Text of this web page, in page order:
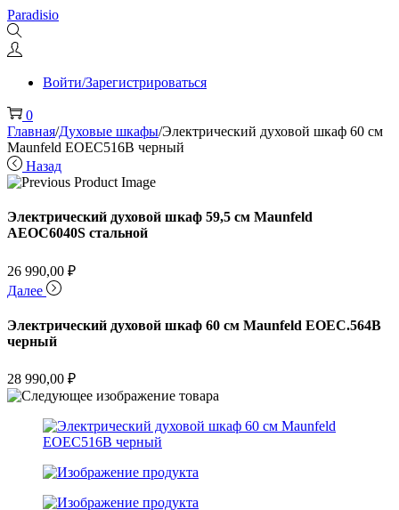
Перейти
к
навигации
Перейти
к
содержимому
Paradisio
Войти/Зарегистрироваться
0
Главная/Духовые шкафы/Электрический духовой шкаф 60 см
Maunfeld EOEC516B черный
Назад
Электрический духовой шкаф 59,5 см Maunfeld
AEOC6040S стальной
26 990,00 ₽
Далее
Электрический духовой шкаф 60 см Maunfeld EOEC.564B
черный
28 990,00 ₽